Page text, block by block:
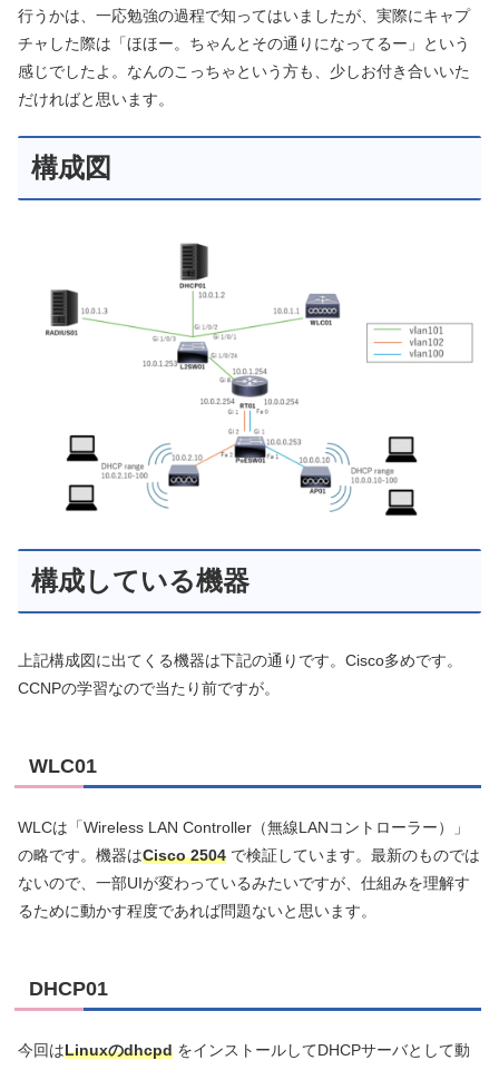
行うかは、一応勉強の過程で知ってはいましたが、実際にキャプ
チャした際は「ほほー。ちゃんとその通りになってるー」という
感じでしたよ。なんのこっちゃという方も、少しお付き合いいた
だければと思います。
構成図
構成している機器
上記構成図に出てくる機器は下記の通りです。Cisco多めです。
CCNPの学習なので当たり前ですが。
WLC01
WLCは「Wireless LAN Controller（無線LANコントローラー）」
の略です。機器はCisco 2504 で検証しています。最新のものでは
ないので、一部UIが変わっているみたいですが、仕組みを理解す
るために動かす程度であれば問題ないと思います。
DHCP01
今回はLinuxのdhcpd をインストールしてDHCPサーバとして動